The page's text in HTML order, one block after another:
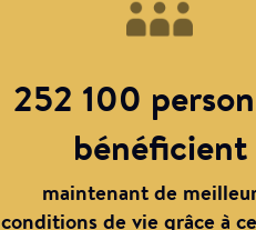
252 100
bénéficient
maintenant de
conditions de vie grâce à